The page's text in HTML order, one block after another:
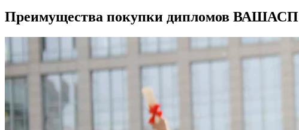
Преимущества покупки дипломов ВАШАСП